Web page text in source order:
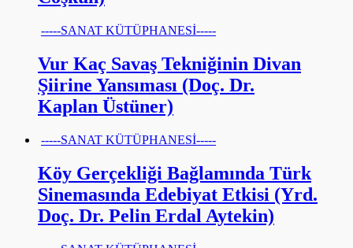
-----SANAT KÜTÜPHANESİ-----
Vur Kaç Savaş Tekniğinin Divan
Şiirine Yansıması (Doç. Dr.
Kaplan Üstüner)
-----SANAT KÜTÜPHANESİ-----
Köy Gerçekliği Bağlamında Türk
Sinemasında Edebiyat Etkisi (Yrd.
Doç. Dr. Pelin Erdal Aytekin)